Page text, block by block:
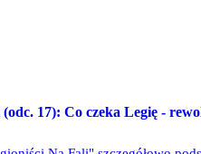
17): Co czeka Legię -